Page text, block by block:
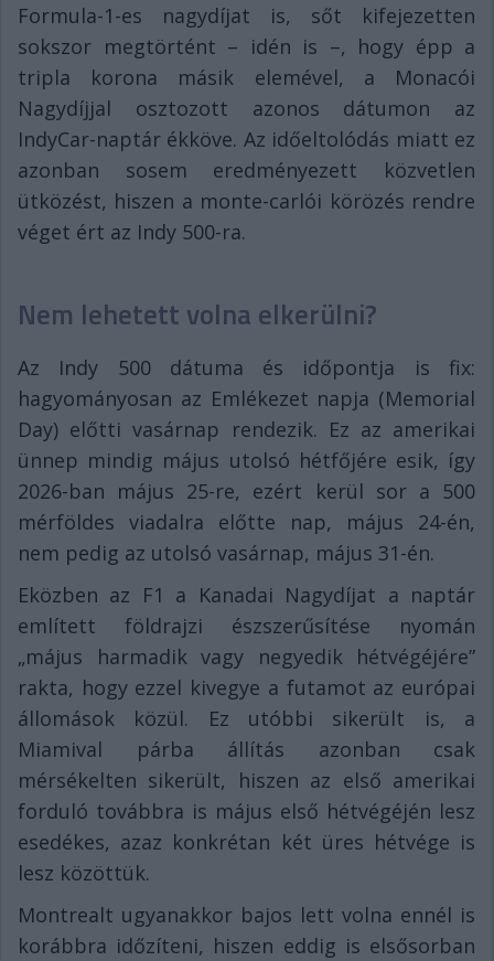
Formula-1-es nagydíjat is, sőt kifejezetten
sokszor megtörtént – idén is –, hogy épp a
tripla korona másik elemével, a Monacói
Nagydíjjal osztozott azonos dátumon az
IndyCar-naptár ékköve. Az időeltolódás miatt ez
azonban sosem eredményezett közvetlen
ütközést, hiszen a monte-carlói körözés rendre
véget ért az Indy 500-ra.
Nem lehetett volna elkerülni?
Az Indy 500 dátuma és időpontja is fix:
hagyományosan az Emlékezet napja (Memorial
Day) előtti vasárnap rendezik. Ez az amerikai
ünnep mindig május utolsó hétfőjére esik, így
2026-ban május 25-re, ezért kerül sor a 500
mérföldes viadalra előtte nap, május 24-én,
nem pedig az utolsó vasárnap, május 31-én.
Eközben az F1 a Kanadai Nagydíjat a naptár
említett földrajzi észszerűsítése nyomán
„május harmadik vagy negyedik hétvégéjére”
rakta, hogy ezzel kivegye a futamot az európai
állomások közül. Ez utóbbi sikerült is, a
Miamival párba állítás azonban csak
mérsékelten sikerült, hiszen az első amerikai
forduló továbbra is május első hétvégéjén lesz
esedékes, azaz konkrétan két üres hétvége is
lesz közöttük.
Montrealt ugyanakkor bajos lett volna ennél is
korábbra időzíteni, hiszen eddig is elsősorban